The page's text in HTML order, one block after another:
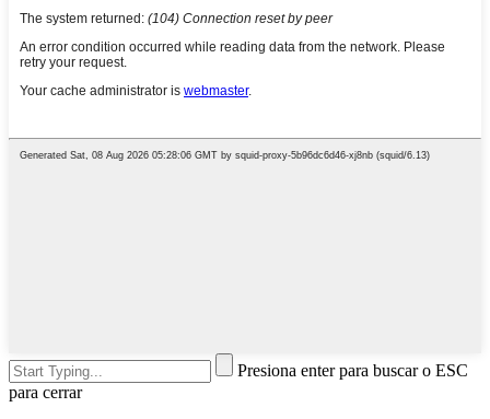
Presiona enter para buscar o ESC
para cerrar